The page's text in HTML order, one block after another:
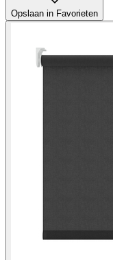
Opslaan in Favorieten